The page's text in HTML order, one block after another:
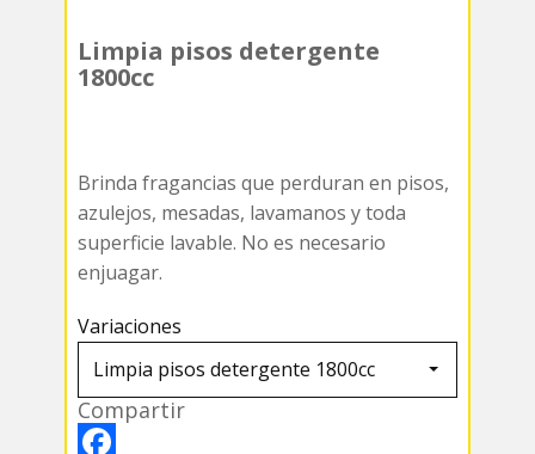
Limpia pisos detergente
1800cc
Brinda fragancias que perduran en pisos,
azulejos, mesadas, lavamanos y toda
superficie lavable. No es necesario
enjuagar.
Variaciones
Compartir